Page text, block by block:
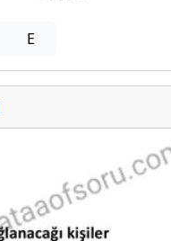
E